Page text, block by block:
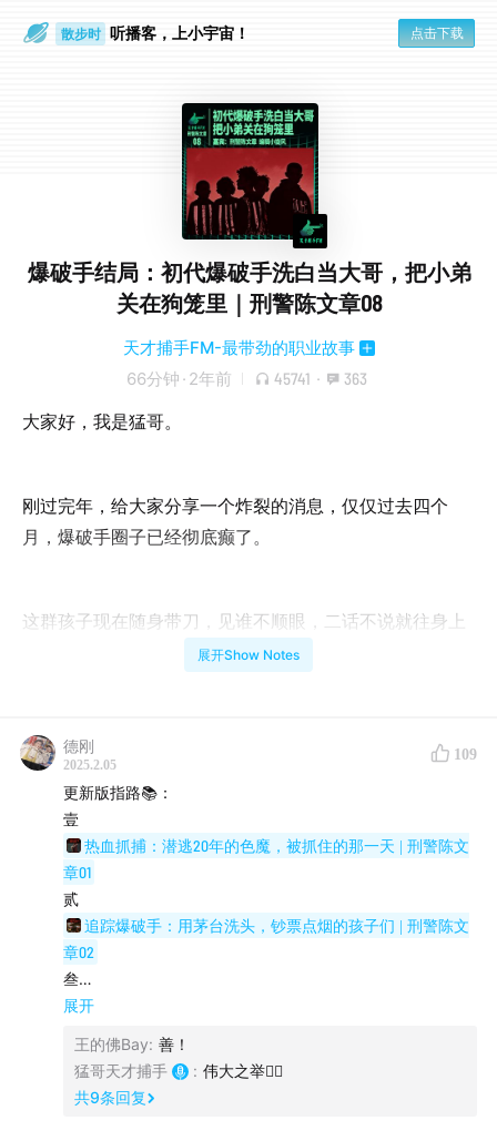
散步时 听播客，上小宇宙！ 点击下载
爆破手结局：初代爆破手洗白当大哥，把小弟
关在狗笼里｜刑警陈文章08
天才捕手FM-最带劲的职业故事
66分钟 · 2年前 45741 · 363
大家好，我是猛哥。
刚过完年，给大家分享一个炸裂的消息，仅仅过去四个
月，爆破手圈子已经彻底癫了。
这群孩子现在随身带刀，见谁不顺眼，二话不说就往身上
捅。他们甚至敢当街袭警，对着监控摄像头撂下一句，“专
陈文章气坏了，接连抓了不少爆破手，审完却大跌眼镜，
这些行凶的少年犯，竟然也是受害者。
在录前两期节目的时候，我对爆破手的印象还是有钱、能
造，比如拿钞票点烟，拿茅台洗头，一掷千金大摆生日
宴。但这次陈警官抓来的爆破手都穷得叮当响，4个小孩
总共凑不出20块，每个人还欠了好几万的债。
他们不光穷，还很惨，动辄被带到狗场，扒光衣服和鞋
展开Show Notes
德刚
2025.2.05
109
更新版指路📚：
壹
热血抓捕：潜逃20年的色魔，被抓住的那一天 | 刑警陈文
章01
贰
追踪爆破手：用茅台洗头，钞票点烟的孩子们 | 刑警陈文
章02
叁
绝杀审讯室：当凶手开始说谎，我就要赢了 | 刑警陈文章
追杀爆破手：黑白两道都在找他，“不能让他活到16岁”｜
刑警陈文章04
展开
王的佛Bay: 善！
猛哥天才捕手
: 伟大之举👍🏻
共9条回复